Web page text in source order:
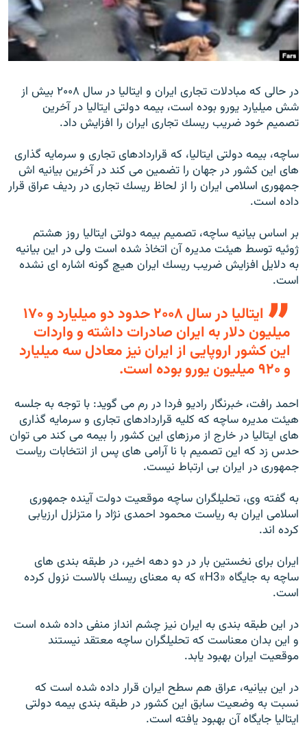
در حالى كه مبادلات تجارى ايران و ايتاليا در سال ۲۰۰۸ بيش از
شش ميليارد يورو بوده است، بيمه دولتى ايتاليا در آخرين
تصميم خود ضريب ريسك تجارى ايران را افزايش داد.
ساچه، بيمه دولتى ايتاليا، كه قراردادهاى تجارى و سرمايه گذارى
هاى اين كشور در جهان را تضمين مى كند در آخرين بيانيه اش
جمهورى اسلامى ايران را از لحاظ ريسك تجارى در رديف عراق قرار
داده است.
بر اساس بيانيه ساچه، تصميم بيمه دولتى ايتاليا روز هشتم
ژوئيه توسط هيئت مديره آن اتخاذ شده است ولى در اين بيانيه
به دلايل افزايش ضريب ريسك ايران هيچ گونه اشاره اى نشده
است.
ايتاليا در سال ۲۰۰۸ حدود دو ميليارد و ۱۷۰
ميليون دلار به ايران صادرات داشته و واردات
اين كشور اروپايى از ايران نيز معادل سه ميليارد
و ۹۲۰ ميليون يورو بوده است.
احمد رافت، خبرنگار راديو فردا در رم مى گويد: با توجه به جلسه
هيئت مديره ساچه كه كليه قراردادهاى تجارى و سرمايه گذارى
هاى ايتاليا در خارج از مرزهاى اين كشور را بيمه مى كند مى توان
حدس زد كه اين تصميم با نا آرامى هاى پس از انتخابات رياست
جمهورى در ايران بى ارتباط نيست.
به گفته وى، تحليلگران ساچه موقعيت دولت آينده جمهورى
اسلامى ايران به رياست محمود احمدى نژاد را متزلزل ارزيابى
كرده اند.
ايران براى نخستين بار در دو دهه اخير، در طبقه بندى هاى
ساچه به جايگاه «H3» كه به معناى ريسك بالاست نزول کرده
است.
در اين طبقه بندى به ايران نيز چشم انداز منفى داده شده است
و اين بدان معناست كه تحليلگران ساچه معتقد نيستند
موقعيت ايران بهبود يابد.
در اين بيانيه، عراق هم سطح ايران قرار داده شده است كه
نسبت به وضعيت سابق اين كشور در طبقه بندى بيمه دولتى
ايتاليا جايگاه آن بهبود يافته است.